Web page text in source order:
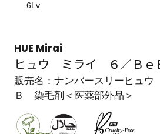
6Lv
HUE Mirai
ヒュウ ミライ ６／Ｂｅ
販売名：ナンバースリーヒュ
Ｂ 染毛剤＜医薬部外品＞